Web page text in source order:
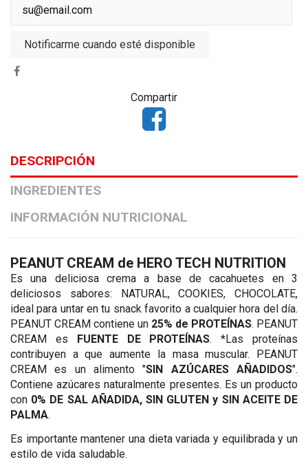
Notificarme cuando esté disponible
Compartir
DESCRIPCIÓN
INGREDIENTES
INFORMACIÓN NUTRICIONAL
PEANUT CREAM de HERO TECH NUTRITION
Es una deliciosa crema a base de cacahuetes en 3
deliciosos sabores: NATURAL, COOKIES, CHOCOLATE,
ideal para untar en tu snack favorito a cualquier hora del día.
PEANUT CREAM contiene un 25% de PROTEÍNAS. PEANUT
CREAM es FUENTE DE PROTEÍNAS. *Las proteínas
contribuyen a que aumente la masa muscular. PEANUT
CREAM es un alimento "SIN AZÚCARES AÑADIDOS".
Contiene azúcares naturalmente presentes. Es un producto
con 0% DE SAL AÑADIDA, SIN GLUTEN y SIN ACEITE DE
PALMA.
Es importante mantener una dieta variada y equilibrada y un
estilo de vida saludable.